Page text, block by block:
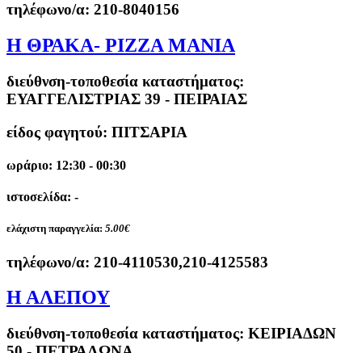
τηλέφωνο/α: 210-8040156
Η ΘΡΑΚΑ- PIZZA MANIA
διεύθνση-τοποθεσία καταστήματος:
ΕΥΑΓΓΕΛΙΣΤΡΙΑΣ 39 - ΠΕΙΡΑΙΑΣ
είδος φαγητού: ΠΙΤΣΑΡΙΑ
ωράριο: 12:30 - 00:30
ιστοσελίδα: -
ελάχιστη παραγγελία: 5.00€
τηλέφωνο/α: 210-4110530,210-4125583
Η ΑΛΕΠΟΥ
διεύθνση-τοποθεσία καταστήματος: ΚΕΙΡΙΑΔΩΝ